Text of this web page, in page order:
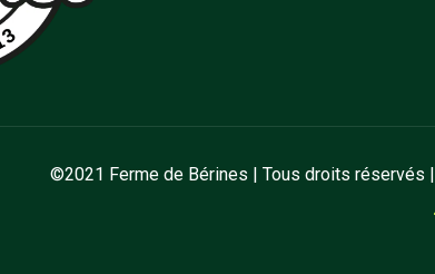
©2021 Ferme de Bérines | Tous droits réservés |